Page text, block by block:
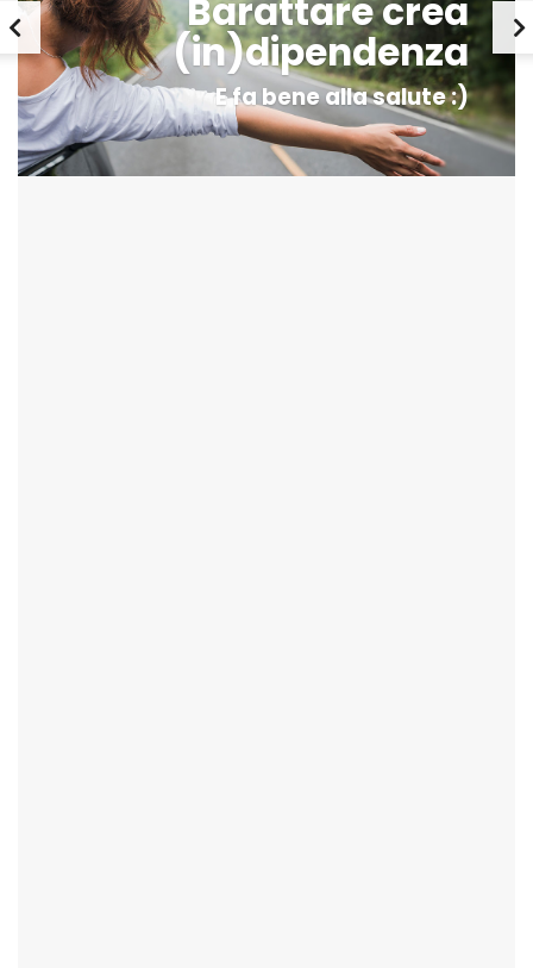
Barattare crea
(in)dipendenza
E fa bene alla salute :)